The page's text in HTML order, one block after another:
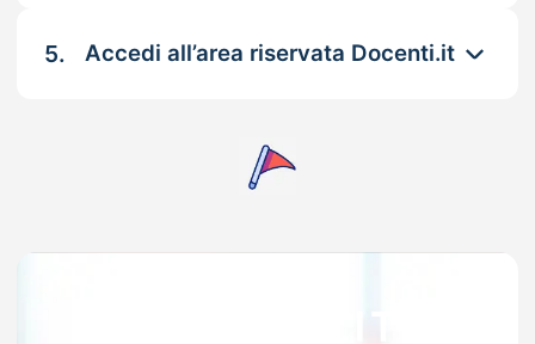
5. Accedi all’area riservata Docenti.it